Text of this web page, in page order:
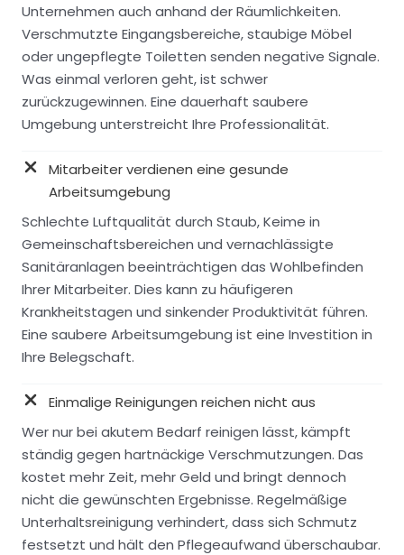
Unternehmen auch anhand der Räumlichkeiten.
Verschmutzte Eingangsbereiche, staubige Möbel
oder ungepflegte Toiletten senden negative Signale.
Was einmal verloren geht, ist schwer
zurückzugewinnen. Eine dauerhaft saubere
Umgebung unterstreicht Ihre Professionalität.
Mitarbeiter verdienen eine gesunde
Arbeitsumgebung
Schlechte Luftqualität durch Staub, Keime in
Gemeinschaftsbereichen und vernachlässigte
Sanitäranlagen beeinträchtigen das Wohlbefinden
Ihrer Mitarbeiter. Dies kann zu häufigeren
Krankheitstagen und sinkender Produktivität führen.
Eine saubere Arbeitsumgebung ist eine Investition in
Ihre Belegschaft.
Einmalige Reinigungen reichen nicht aus
Wer nur bei akutem Bedarf reinigen lässt, kämpft
ständig gegen hartnäckige Verschmutzungen. Das
kostet mehr Zeit, mehr Geld und bringt dennoch
nicht die gewünschten Ergebnisse. Regelmäßige
Unterhaltsreinigung verhindert, dass sich Schmutz
festsetzt und hält den Pflegeaufwand überschaubar.